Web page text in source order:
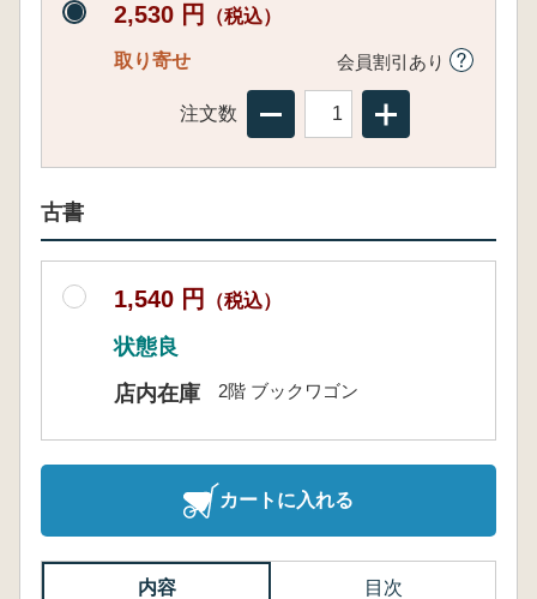
2,530 円 （税込）
取り寄せ 会員割引あり
注文数
古書
1,540 円 （税込）
状態良
店内在庫
2階 ブックワゴン
カートに入れる
内容 目次